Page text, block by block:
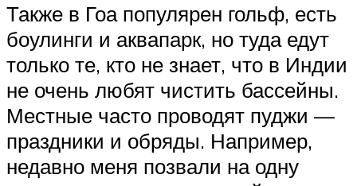
Также в Гоа популярен гольф, есть
боулинги и аквапарк, но туда едут
только те, кто не знает, что в Индии
не очень любят чистить бассейны.
Местные часто проводят пуджи —
праздники и обряды. Например,
недавно меня позвали на одну